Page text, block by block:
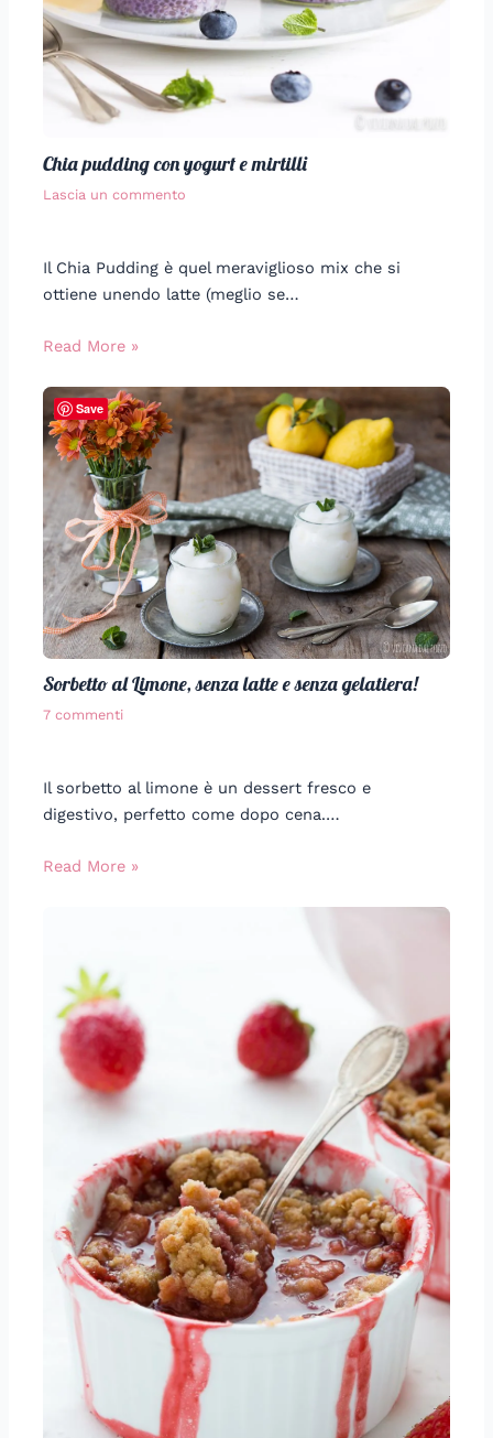
Chia pudding con yogurt e mirtilli
Lascia un commento
Il Chia Pudding è quel meraviglioso mix che si
ottiene unendo latte (meglio se…
Read More »
Sorbetto al Limone, senza latte e senza gelatiera!
7 commenti
Il sorbetto al limone è un dessert fresco e
digestivo, perfetto come dopo cena.…
Read More »
Save